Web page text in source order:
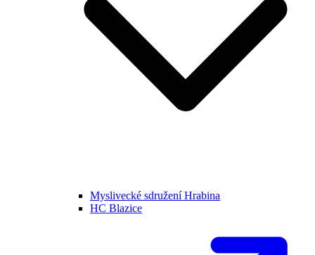
Myslivecké sdružení Hrabina
HC Blazice